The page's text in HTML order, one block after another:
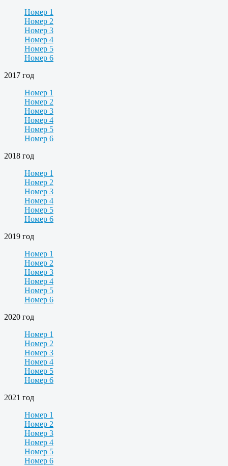
Номер 1
Номер 2
Номер 3
Номер 4
Номер 5
Номер 6
2017 год
Номер 1
Номер 2
Номер 3
Номер 4
Номер 5
Номер 6
2018 год
Номер 1
Номер 2
Номер 3
Номер 4
Номер 5
Номер 6
2019 год
Номер 1
Номер 2
Номер 3
Номер 4
Номер 5
Номер 6
2020 год
Номер 1
Номер 2
Номер 3
Номер 4
Номер 5
Номер 6
2021 год
Номер 1
Номер 2
Номер 3
Номер 4
Номер 5
Номер 6